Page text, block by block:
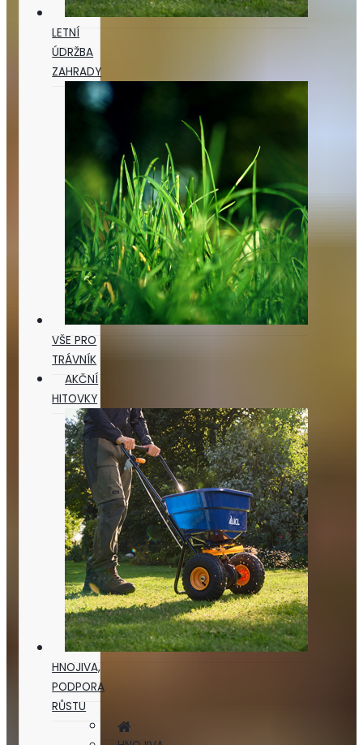
LETNÍ
ÚDRŽBA
ZAHRADY
VŠE PRO
TRÁVNÍK
AKČNÍ
HITOVKY
HNOJIVA,
PODPORA
RŮSTU